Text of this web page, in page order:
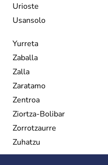
Urioste
Usansolo
Yurreta
Zaballa
Zalla
Zaratamo
Zentroa
Ziortza-Bolibar
Zorrotzaurre
Zuhatzu